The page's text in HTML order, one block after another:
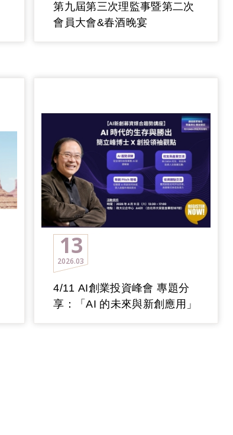
第九屆第三次理監事暨第二次
會員大會&春酒晚宴
13
03
2026
4/11 AI創業投資峰會 專題分
享：「AI 的未來與新創應用」